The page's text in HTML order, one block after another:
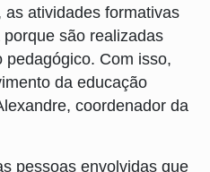
atividades formativas
são realizadas
Com isso,
da educação
coordenador da
pessoas envolvidas que